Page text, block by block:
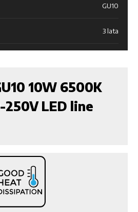
GU10
3 lata
10W 6500K
250V LED line